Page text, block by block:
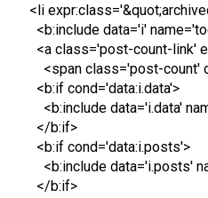
<li
<b:include data='i'
<a class='post-count-link'
<span class='post-count'
<b:if cond='data:i.data'>
<b:include data='i.data'
</b:if>
<b:if cond='data:i.posts'>
<b:include data='i.posts'
</b:if>